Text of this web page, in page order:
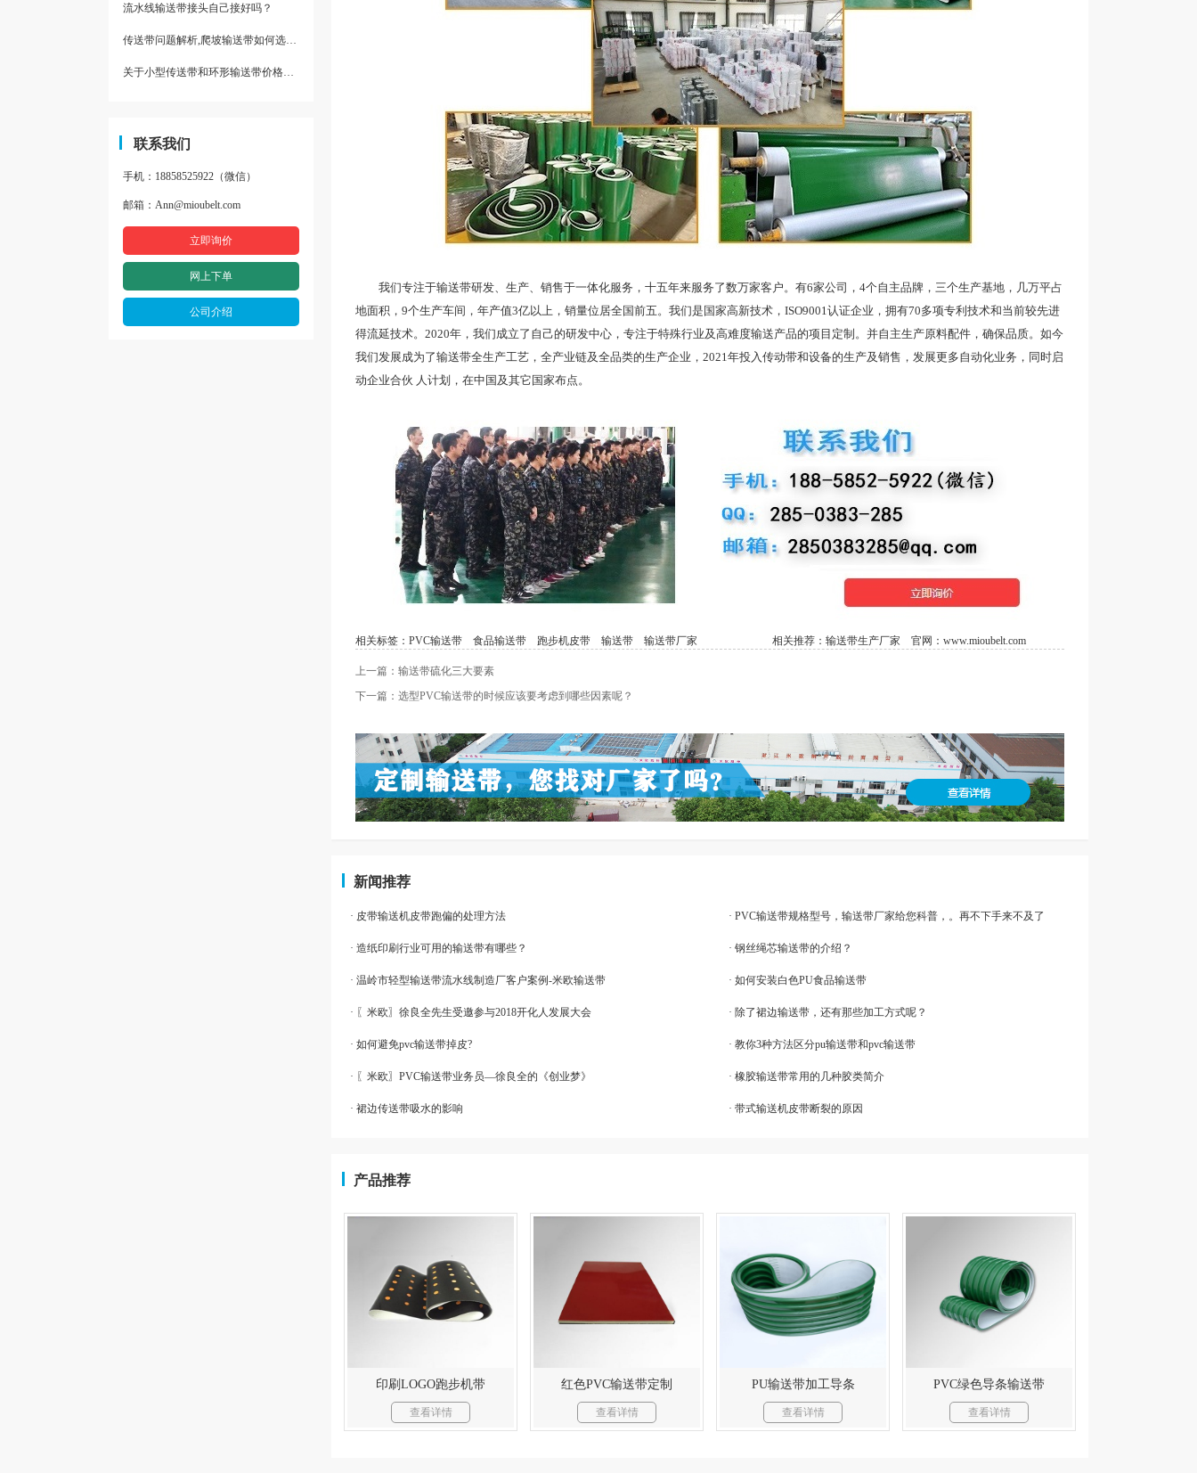
流水线输送带接头自己接好吗？
传送带问题解析,爬坡输送带如何选择,推荐一款防滑输送带
关于小型传送带和环形输送带价格，他们有什么区别点。
联系我们
手机：18858525922（微信）
邮箱：Ann@mioubelt.com
立即询价
网上下单
公司介绍
我们专注于输送带研发、生产、销售于一体化服务，十五年来服务了数万家客户。有6家公司，4个自主品牌，三个生产基地，几万平占
地面积，9个生产车间，年产值3亿以上，销量位居全国前五。我们是国家高新技术，ISO9001认证企业，拥有70多项专利技术和当前较先进
得流延技术。2020年，我们成立了自己的研发中心，专注于特殊行业及高难度输送产品的项目定制。并自主生产原料配件，确保品质。如今
我们发展成为了输送带全生产工艺，全产业链及全品类的生产企业，2021年投入传动带和设备的生产及销售，发展更多自动化业务，同时启
动企业合伙 人计划，在中国及其它国家布点。
相关标签： PVC输送带 食品输送带 跑步机皮带 输送带 输送带厂家 相关推荐： 输送带生产厂家 官网： www.mioubelt.com
上一篇：输送带硫化三大要素
下一篇：选型PVC输送带的时候应该要考虑到哪些因素呢？
新闻推荐
· 皮带输送机皮带跑偏的处理方法 · PVC输送带规格型号，输送带厂家给您科普，。再不下手来不及了
· 造纸印刷行业可用的输送带有哪些？ · 钢丝绳芯输送带的介绍？
· 温岭市轻型输送带流水线制造厂客户案例-米欧输送带 · 如何安装白色PU食品输送带
· 〖米欧〗徐良全先生受邀参与2018开化人发展大会 · 除了裙边输送带，还有那些加工方式呢？
· 如何避免pvc输送带掉皮? · 教你3种方法区分pu输送带和pvc输送带
· 〖米欧〗PVC输送带业务员—徐良全的《创业梦》 · 橡胶输送带常用的几种胶类简介
· 裙边传送带吸水的影响 · 带式输送机皮带断裂的原因
产品推荐
印刷LOGO跑步机带
查看详情
红色PVC输送带定制
查看详情
PU输送带加工导条
查看详情
PVC绿色导条输送带
查看详情